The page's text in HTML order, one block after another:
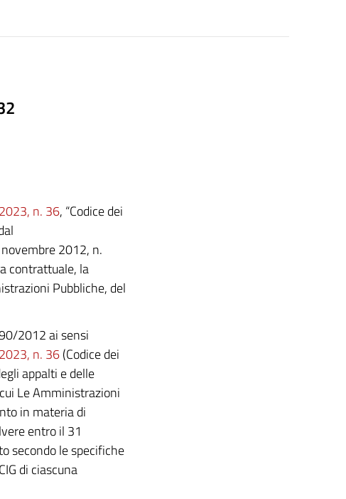
n. 36, “Codice dei
2012, n.
contrattuale, la
Pubbliche, del
2012 ai sensi
n. 36(Codice dei
appalti e delle
Le Amministrazioni
in materia di
entro il 31
secondo le specifiche
di ciascuna